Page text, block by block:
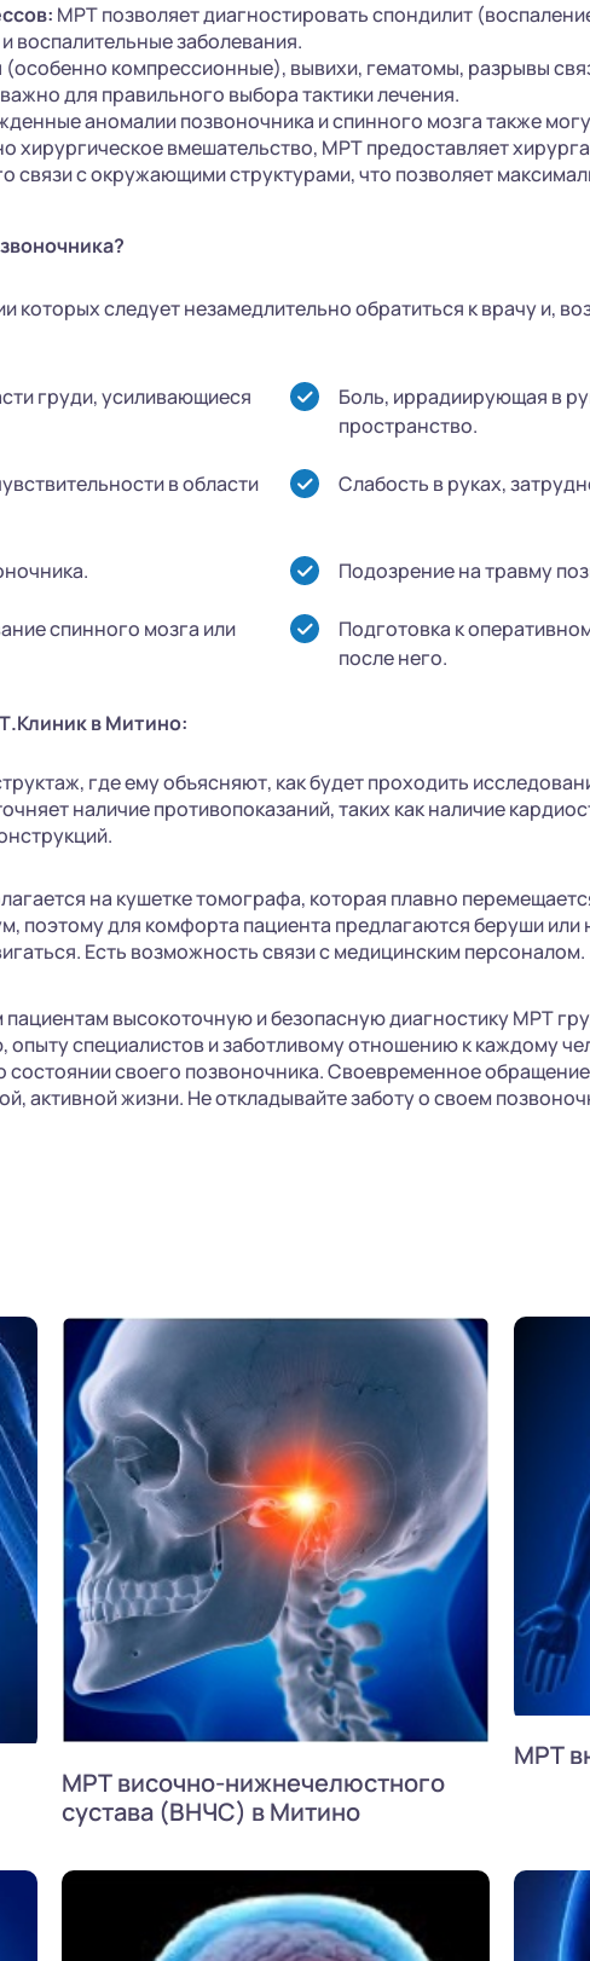
МРТ позволяет диагностировать спондилит
воспалительные заболевания.
компрессионные), вывихи, гематомы, разрывы
для правильного выбора тактики лечения.
аномалии позвоночника и спинного мозга также
хирургическое вмешательство, МРТ предоставляет
связи с окружающими структурами, что позволяет
которых следует незамедлительно обратиться к врачу и,
груди, усиливающиеся
Боль, иррадиирующая в
пространство.
в области
Слабость в руках,
Подозрение на травму
спинного мозга или
Подготовка к
после него.
в Митино:
где ему объясняют, как будет проходить
наличие противопоказаний, таких как наличие
на кушетке томографа, которая плавно
поэтому для комфорта пациента предлагаются беруши
Есть возможность связи с медицинским персоналом.
высокоточную и безопасную диагностику МРТ
специалистов и заботливому отношению к каждому
своего позвоночника. Своевременное обращение
активной жизни. Не откладывайте заботу о своем
МРТ височно-нижнечелюстного
сустава (ВНЧС) в Митино
МРТ